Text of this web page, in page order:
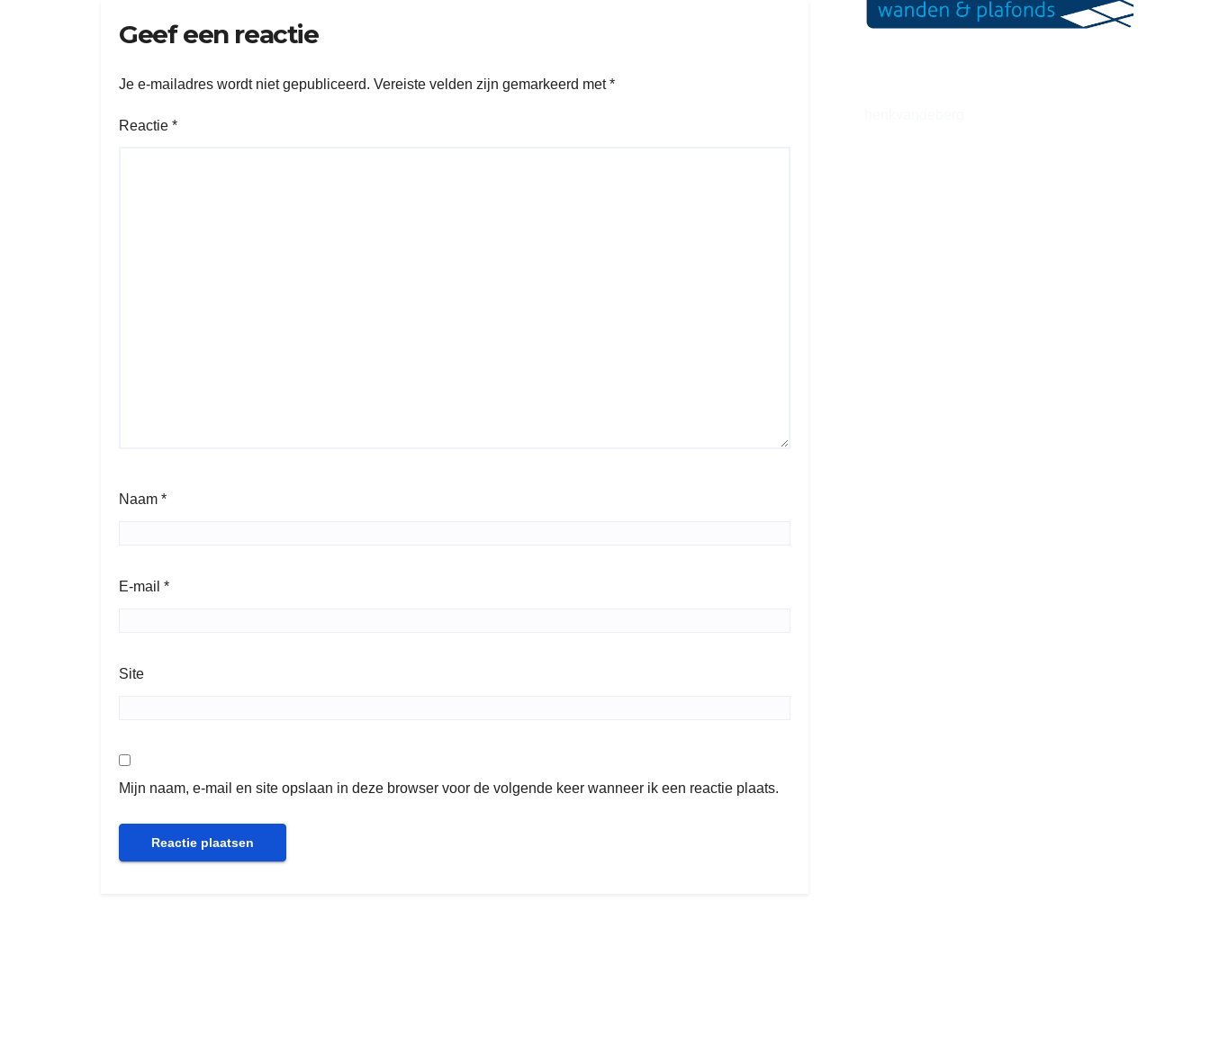
Geef een reactie
Je e-mailadres wordt niet gepubliceerd. Vereiste velden zijn gemarkeerd met*
Reactie *
Naam *
E-mail *
Site
Mijn naam, e-mail en site opslaan in deze browser voor de volgende keer wanneer ik een reactie plaats.